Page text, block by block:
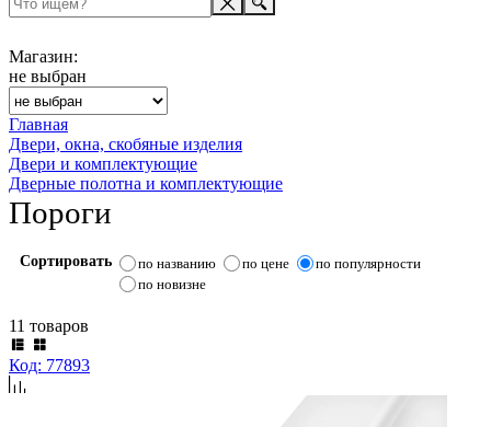
Магазин:
не выбран
Главная
Двери, окна, скобяные изделия
Двери и комплектующие
Дверные полотна и комплектующие
Пороги
Сортировать по названию по цене
по популярности
по новизне
11 товаров
Код: 77893